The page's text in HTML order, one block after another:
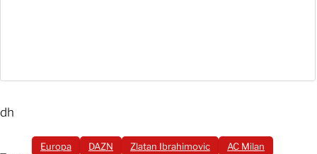
dh
Europa DAZN Zlatan Ibrahimovic
AC Milan